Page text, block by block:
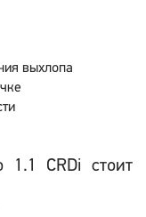
выхлопа
1.1 CRDi стоит